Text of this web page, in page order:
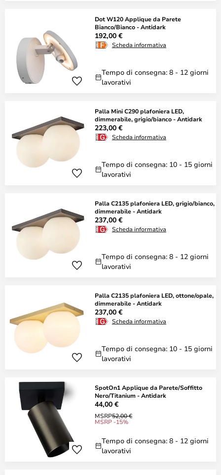
Dot W120 Applique da Parete
Bianco/Bianco - Antidark
192,00 €
Scheda informativa
Tempo di consegna: 8 - 12 giorni
lavorativi
Palla Mini C290 plafoniera LED,
dimmerabile, grigio/bianco - Antidark
223,00 €
Scheda informativa
Tempo di consegna: 10 - 15 giorni
lavorativi
Palla C2135 plafoniera LED, grigio/bianco,
dimmerabile - Antidark
237,00 €
Scheda informativa
Tempo di consegna: 8 - 12 giorni
lavorativi
Palla C2135 plafoniera LED, ottone/opale,
dimmerabile - Antidark
237,00 €
Scheda informativa
Tempo di consegna: 10 - 15 giorni
lavorativi
SpotOn1 Applique da Parete/Soffitto
Nero/Titanium - Antidark
44,00 €
MSRP52,00 €
MSRP -15%
Tempo di consegna: 8 - 12 giorni
lavorativi